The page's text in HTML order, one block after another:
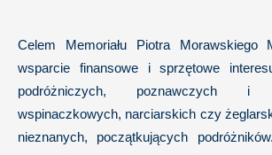
Celem Memoriału Piotra Morawskiego
wsparcie finansowe i sprzętowe
podróżniczych, poznawczych i
wspinaczkowych, narciarskich czy
nieznanych, początkujących